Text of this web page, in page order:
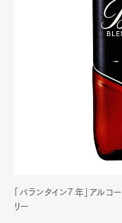
「バランタイン７年」ア
リー